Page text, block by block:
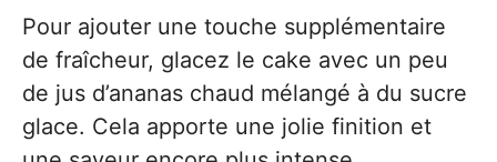
Pour ajouter une touche supplémentaire
de fraîcheur, glacez le cake avec un peu
de jus d’ananas chaud mélangé à du sucre
glace. Cela apporte une jolie finition et